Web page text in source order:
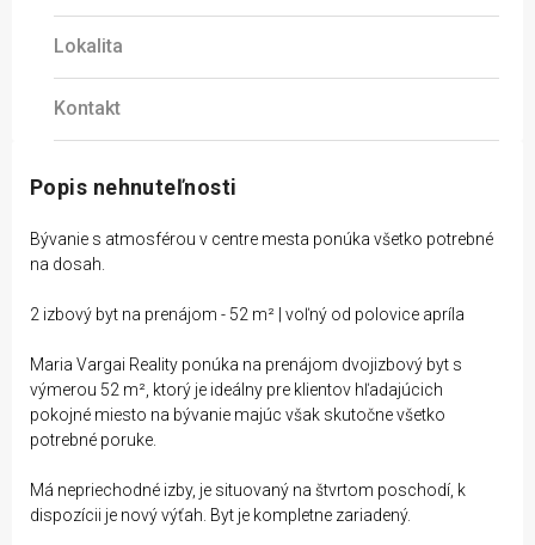
Lokalita
Kontakt
Popis nehnuteľnosti
Bývanie s atmosférou v centre mesta ponúka všetko potrebné
na dosah.
2 izbový byt na prenájom - 52 m² | voľný od polovice apríla
Maria Vargai Reality ponúka na prenájom dvojizbový byt s
výmerou 52 m², ktorý je ideálny pre klientov hľadajúcich
pokojné miesto na bývanie majúc však skutočne všetko
potrebné poruke.
Má nepriechodné izby, je situovaný na štvrtom poschodí, k
dispozícii je nový výťah. Byt je kompletne zariadený.